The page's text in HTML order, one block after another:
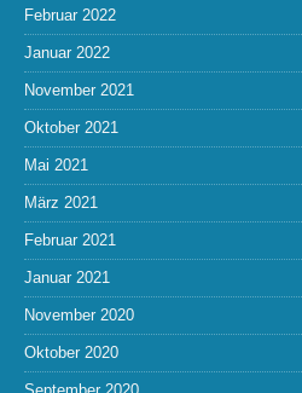
Februar 2022
Januar 2022
November 2021
Oktober 2021
Mai 2021
März 2021
Februar 2021
Januar 2021
November 2020
Oktober 2020